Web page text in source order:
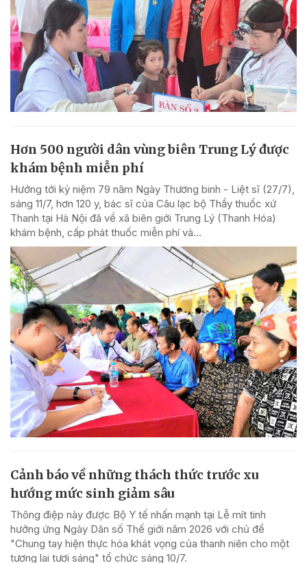
Hơn 500 người dân vùng biên Trung Lý được
khám bệnh miễn phí
Hướng tới kỷ niệm 79 năm Ngày Thương binh - Liệt sĩ (27/7),
sáng 11/7, hơn 120 y, bác sĩ của Câu lạc bộ Thầy thuốc xứ
Thanh tại Hà Nội đã về xã biên giới Trung Lý (Thanh Hóa)
khám bệnh, cấp phát thuốc miễn phí và...
Cảnh báo về những thách thức trước xu
hướng mức sinh giảm sâu
Thông điệp này được Bộ Y tế nhấn mạnh tại Lễ mít tinh
hưởng ứng Ngày Dân số Thế giới năm 2026 với chủ đề
"Chung tay hiện thực hóa khát vọng của thanh niên cho một
tương lai tươi sáng" tổ chức sáng 10/7.